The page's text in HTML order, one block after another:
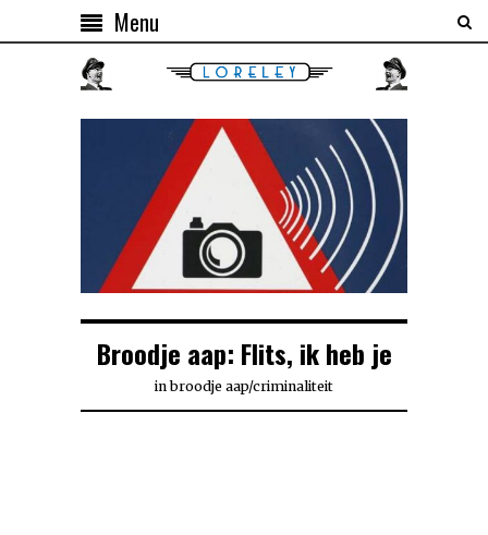
Menu
Broodje aap: Flits, ik heb je
in broodje aap/criminaliteit